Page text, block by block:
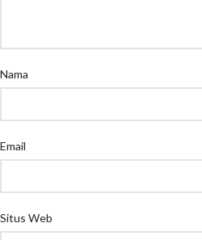
Nama
Email
Situs Web